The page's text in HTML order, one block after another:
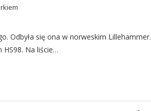
Odbyła się ona w norweskim Lillehammer.
HS98. Na liście…